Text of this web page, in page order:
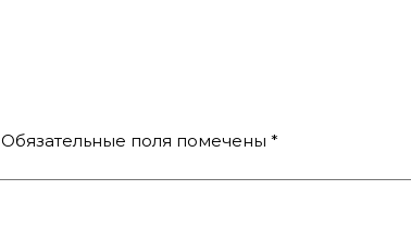
Обязательные поля помечены*